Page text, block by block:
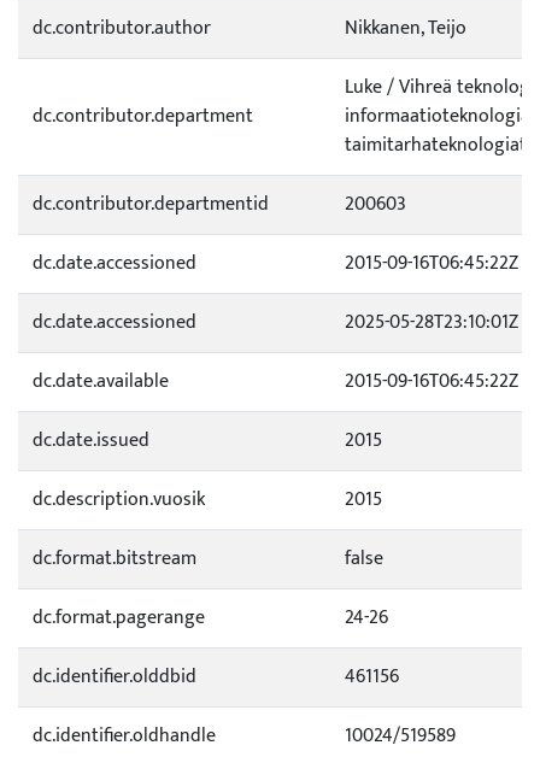
dc.contributor.author Nikkanen, Teijo
dc.contributor.department
Luke / Vihreä
taimitarhateknologiat
dc.contributor.departmentid
200603
dc.date.accessioned
2015-09-16T06:45:22Z
dc.date.accessioned
2025-05-28T23:10:01Z
dc.date.available
2015-09-16T06:45:22Z
dc.date.issued
2015
dc.description.vuosik
2015
dc.format.bitstream
false
dc.format.pagerange
24-26
dc.identifier.olddbid
461156
dc.identifier.oldhandle
10024/519589